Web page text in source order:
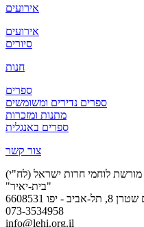
אירועים
אירועים
סיורים
חנות
ספרים
ספרים נדירים ומשומשים
מתנות ומזכרות
ספרים באנגלית
צור קשר
לוחמי חרות ישראל (לח"י)
"בית-יאיר"
- יפו 6608531
073-3534958
info@lehi.org.il